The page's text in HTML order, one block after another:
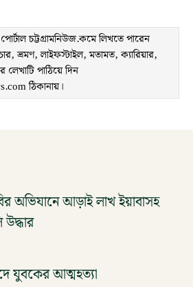
চট্টগ্রামনিউজ.কমে লিখতে পারেন
ভ্রমণ, লাইফস্টাইল, মতামত, ক্যারিয়ার,
পাঠিয়ে দিন
ঠিকানায়।
অভিযানে আড়াই লাখ ইয়াবাসহ
যুবকের আত্মহত্যা